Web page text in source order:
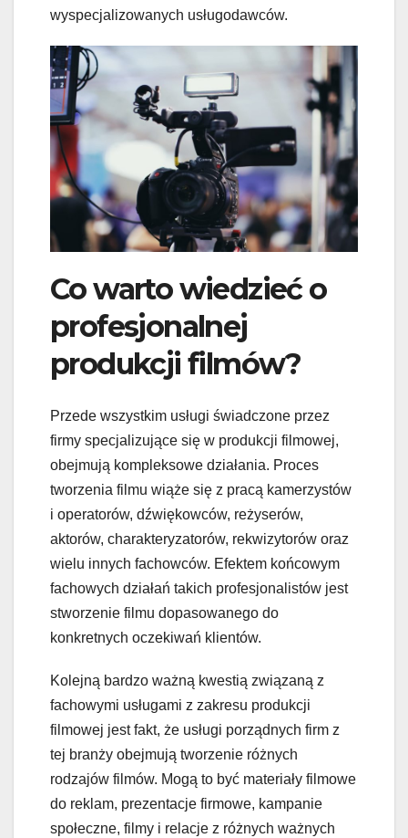
wyspecjalizowanych usługodawców.
Co warto wiedzieć o
profesjonalnej
produkcji filmów?
Przede wszystkim usługi świadczone przez
firmy specjalizujące się w produkcji filmowej,
obejmują kompleksowe działania. Proces
tworzenia filmu wiąże się z pracą kamerzystów
i operatorów, dźwiękowców, reżyserów,
aktorów, charakteryzatorów, rekwizytorów oraz
wielu innych fachowców. Efektem końcowym
fachowych działań takich profesjonalistów jest
stworzenie filmu dopasowanego do
konkretnych oczekiwań klientów.
Kolejną bardzo ważną kwestią związaną z
fachowymi usługami z zakresu produkcji
filmowej jest fakt, że usługi porządnych firm z
tej branży obejmują tworzenie różnych
rodzajów filmów. Mogą to być materiały filmowe
do reklam, prezentacje firmowe, kampanie
społeczne, filmy i relacje z różnych ważnych